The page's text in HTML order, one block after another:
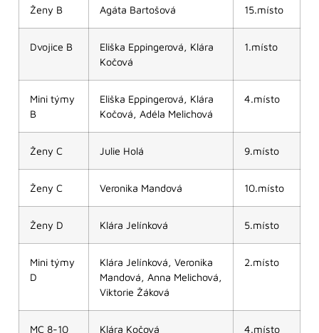
Ženy B Agáta Bartošová 15.místo
Dvojice B
Eliška Eppingerová, Klára
Kočová
1.místo
Mini týmy
B
Eliška Eppingerová, Klára
Kočová, Adéla Melichová
4.místo
Ženy C Julie Holá 9.místo
Ženy C Veronika Mandová 10.místo
Ženy D Klára Jelínková 5.místo
Mini týmy
D
Klára Jelínková, Veronika
Mandová, Anna Melichová,
Viktorie Žáková
2.místo
MC 8-10
Klára Kočová 4.místo